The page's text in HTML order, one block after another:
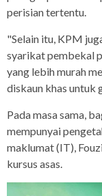
perisian tertentu.
"Selain itu, KPM
syarikat pembekal
yang lebih murah
diskaun khas untuk
Pada masa sama,
mempunyai
maklumat (IT),
kursus asas.